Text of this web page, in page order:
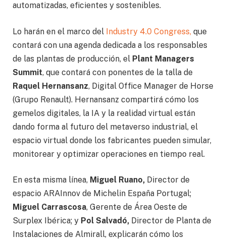
automatizadas, eficientes y sostenibles.
Lo harán en el marco del Industry 4.0 Congress, que
contará con una agenda dedicada a los responsables
de las plantas de producción, el Plant Managers
Summit, que contará con ponentes de la talla de
Raquel Hernansanz, Digital Office Manager de Horse
(Grupo Renault). Hernansanz compartirá cómo los
gemelos digitales, la IA y la realidad virtual están
dando forma al futuro del metaverso industrial, el
espacio virtual donde los fabricantes pueden simular,
monitorear y optimizar operaciones en tiempo real.
En esta misma línea, Miguel Ruano, Director de
espacio ARAInnov de Michelin España Portugal;
Miguel Carrascosa, Gerente de Área Oeste de
Surplex Ibérica; y Pol Salvadó, Director de Planta de
Instalaciones de Almirall, explicarán cómo los